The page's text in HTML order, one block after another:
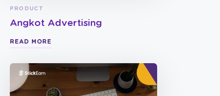
PRODUCT
Angkot Advertising
READ MORE